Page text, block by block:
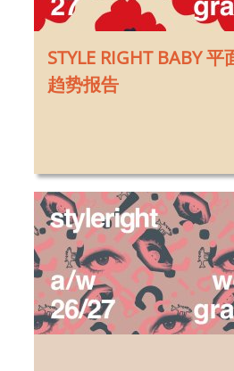
STYLE RIGHT BABY
趋势报告